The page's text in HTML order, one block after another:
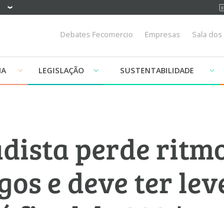
Debates Fecomercio Empresas Sala
LEGISLAÇÃO SUSTENTABILIDADE
perde
e deve ter